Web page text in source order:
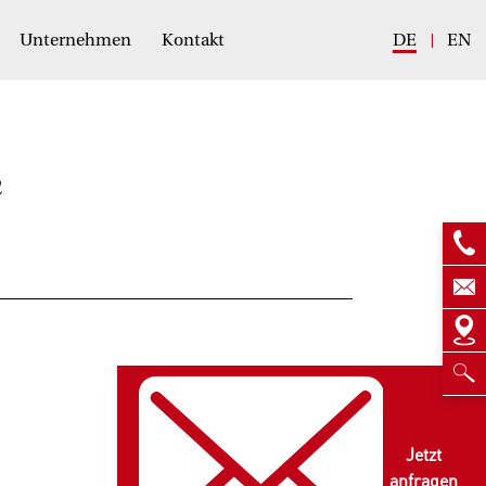
Unternehmen Kontakt DE EN
Jetzt
anfragen